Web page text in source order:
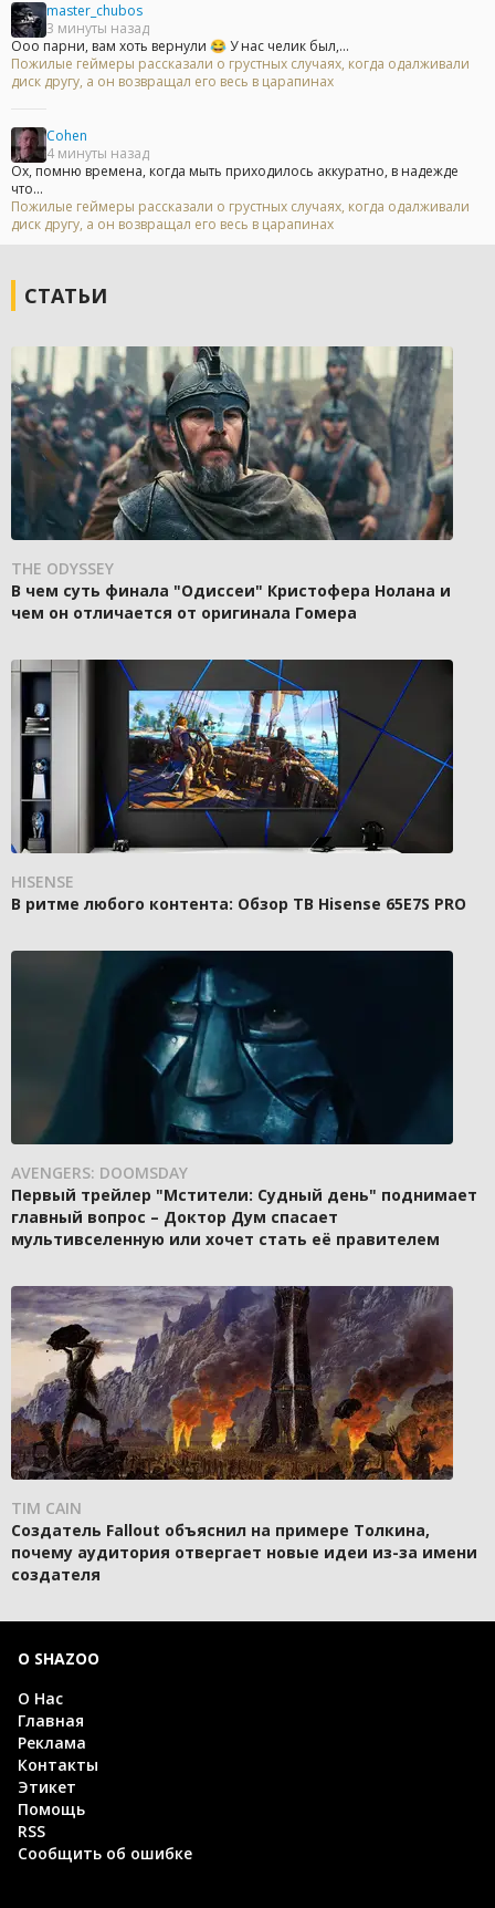
master_chubos
3 минуты назад
Ооо парни, вам хоть вернули 😂 У нас челик был,...
Пожилые геймеры рассказали о грустных случаях, когда одалживали
диск другу, а он возвращал его весь в царапинах
Cohen
4 минуты назад
Ох, помню времена, когда мыть приходилось аккуратно, в надежде
что...
Пожилые геймеры рассказали о грустных случаях, когда одалживали
диск другу, а он возвращал его весь в царапинах
СТАТЬИ
THE ODYSSEY
В чем суть финала "Одиссеи" Кристофера Нолана и
чем он отличается от оригинала Гомера
HISENSE
В ритме любого контента: Обзор ТВ Hisense 65E7S PRO
AVENGERS: DOOMSDAY
Первый трейлер "Мстители: Судный день" поднимает
главный вопрос – Доктор Дум спасает
мультивселенную или хочет стать её правителем
TIM CAIN
Создатель Fallout объяснил на примере Толкина,
почему аудитория отвергает новые идеи из-за имени
создателя
О SHAZOO
О Нас
Главная
Реклама
Контакты
Этикет
Помощь
RSS
Сообщить об ошибке